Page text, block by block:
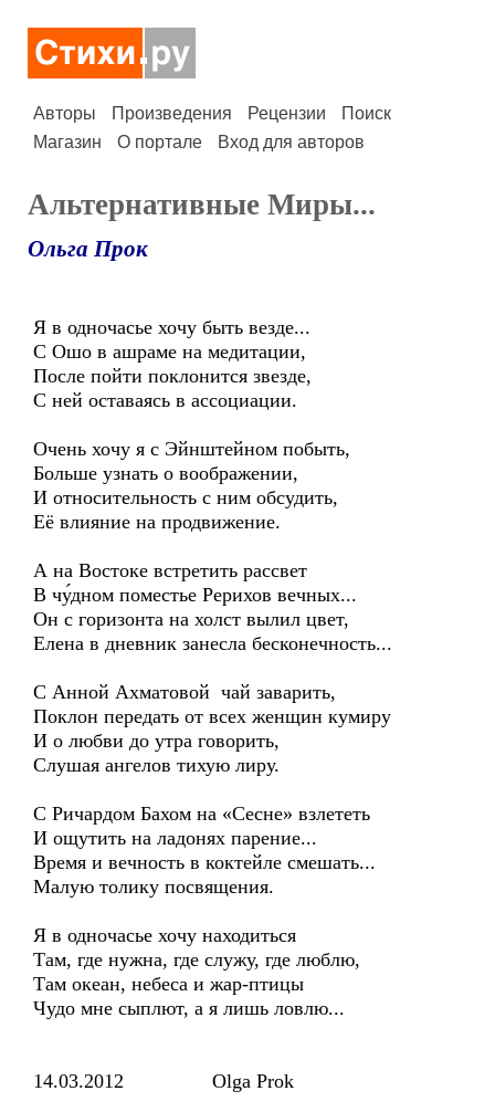
Авторы Произведения Рецензии
Поиск
Магазин
О портале Вход для авторов
Альтернативные Миры...
Ольга Прок
Я в одночасье хочу быть везде...
С Ошо в ашраме на медитации,
После пойти поклонится звезде,
С ней оставаясь в ассоциации.
Очень хочу я с Эйнштейном побыть,
Больше узнать о воображении,
И относительность с ним обсудить,
Её влияние на продвижение.
А на Востоке встретить рассвет
В чу́дном поместье Рерихов вечных...
Он с горизонта на холст вылил цвет,
Елена в дневник занесла бесконечность...
С Анной Ахматовой чай заварить,
Поклон передать от всех женщин кумиру
И о любви до утра говорить,
Слушая ангелов тихую лиру.
С Ричардом Бахом на «Сесне» взлететь
И ощутить на ладонях парение...
Время и вечность в коктейле смешать...
Малую толику посвящения.
Я в одночасье хочу находиться
Там, где нужна, где служу, где люблю,
Там океан, небеса и жар-птицы
Чудо мне сыплют, а я лишь ловлю...
14.03.2012 Olga Prok